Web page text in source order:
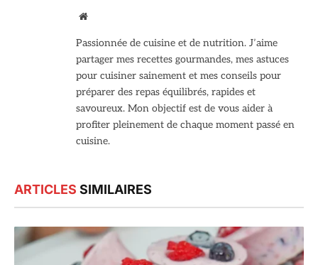
Site
Passionnée de cuisine et de nutrition. J’aime
partager mes recettes gourmandes, mes astuces
pour cuisiner sainement et mes conseils pour
préparer des repas équilibrés, rapides et
savoureux. Mon objectif est de vous aider à
profiter pleinement de chaque moment passé en
cuisine.
ARTICLES SIMILAIRES